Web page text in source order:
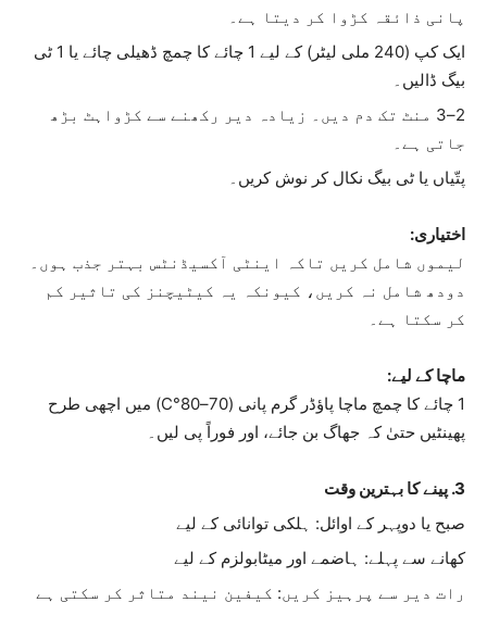
پانی ذائقہ کڑوا کر دیتا ہے۔
ایک کپ (240 ملی لیٹر) کے لیے 1 چائے کا چمچ ڈھیلی چائے یا 1 ٹی
بیگ ڈالیں۔
2–3 منٹ تک دم دیں۔ زیادہ دیر رکھنے سے کڑواہٹ بڑھ
جاتی ہے۔
پتّیاں یا ٹی بیگ نکال کر نوش کریں۔
اختیاری:
لیموں شامل کریں تاکہ اینٹی آکسیڈنٹس بہتر جذب ہوں۔
دودھ شامل نہ کریں، کیونکہ یہ کیٹیچنز کی تاثیر کم
کر سکتا ہے۔
ماچا کے لیے:
1 چائے کا چمچ ماچا پاؤڈر گرم پانی (70–80°C) میں اچھی طرح
پھینٹیں حتیٰ کہ جھاگ بن جائے، اور فوراً پی لیں۔
3. پینے کا بہترین وقت
صبح یا دوپہر کے اوائل: ہلکی توانائی کے لیے
کھانے سے پہلے: ہاضمے اور میٹابولزم کے لیے
رات دیر سے پرہیز کریں: کیفین نیند متاثر کر سکتی ہے